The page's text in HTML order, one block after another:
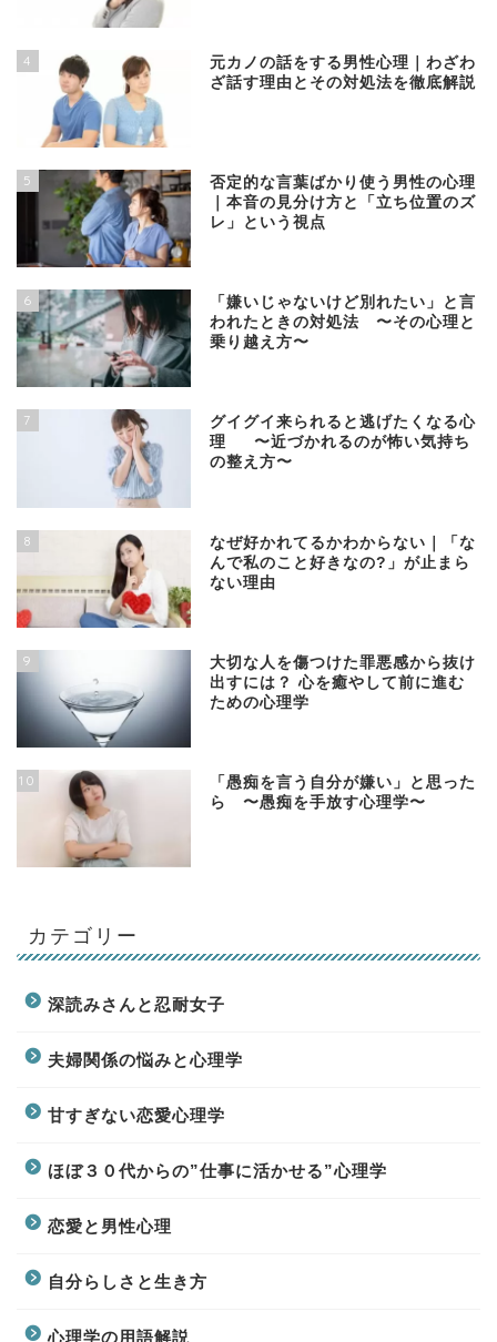
4
元カノの話をする男性心理｜わざわ
ざ話す理由とその対処法を徹底解説
5
否定的な言葉ばかり使う男性の心理
｜本音の見分け方と「立ち位置のズ
レ」という視点
6
「嫌いじゃないけど別れたい」と言
われたときの対処法 〜その心理と
乗り越え方〜
7
グイグイ来られると逃げたくなる心
理 〜近づかれるのが怖い気持ち
の整え方〜
8
なぜ好かれてるかわからない｜「な
んで私のこと好きなの?」が止まら
ない理由
9
大切な人を傷つけた罪悪感から抜け
出すには？ 心を癒やして前に進む
ための心理学
10
「愚痴を言う自分が嫌い」と思った
ら 〜愚痴を手放す心理学〜
カテゴリー
深読みさんと忍耐女子
夫婦関係の悩みと心理学
甘すぎない恋愛心理学
ほぼ３０代からの”仕事に活かせる”心理学
恋愛と男性心理
自分らしさと生き方
心理学の用語解説